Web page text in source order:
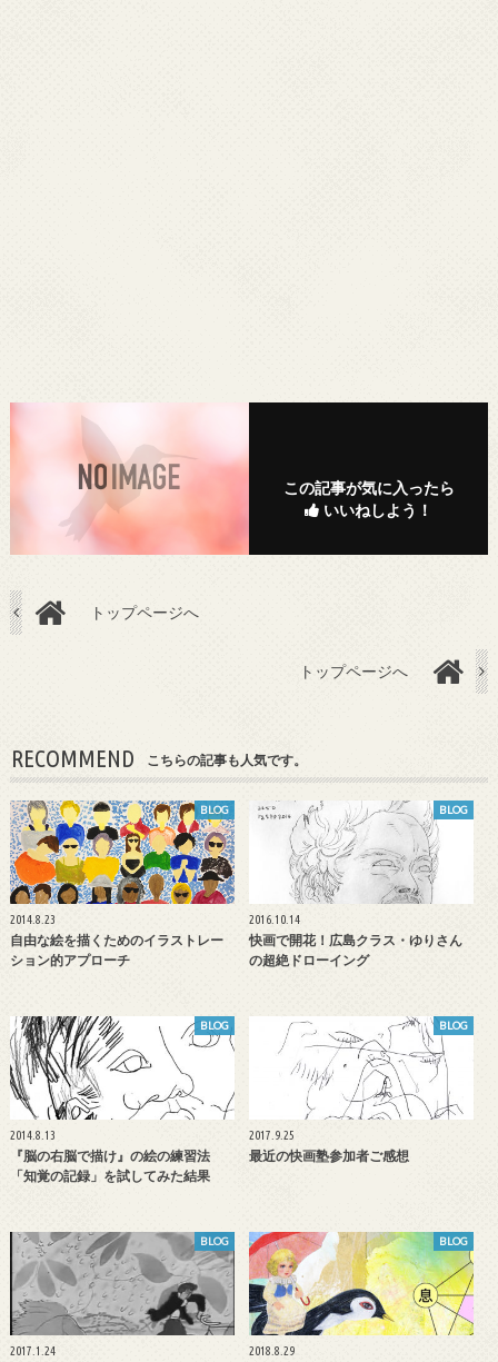
この記事が気に入ったら
いいねしよう！
トップページへ
トップページへ
RECOMMEND こちらの記事も人気です。
BLOG
2014.8.23
自由な絵を描くためのイラストレー
ション的アプローチ
BLOG
2016.10.14
快画で開花！広島クラス・ゆりさん
の超絶ドローイング
BLOG
2014.8.13
『脳の右脳で描け』の絵の練習法
「知覚の記録」を試してみた結果
BLOG
2017.9.25
最近の快画塾参加者ご感想
BLOG
2017.1.24
BLOG
2018.8.29